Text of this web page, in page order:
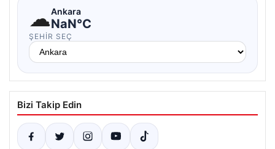
☁Ankara
NaN°C
ŞEHIR SEÇ
Bizi Takip Edin